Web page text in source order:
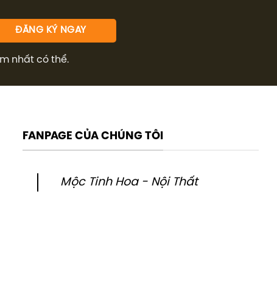
nhất có thể.
FANPAGE CỦA CHÚNG TÔI
Mộc Tinh Hoa - Nội Thất